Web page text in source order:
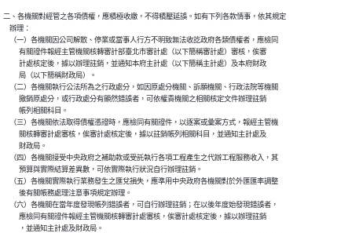
二、各機關對經管之各項債權，應積極收繳，不得積壓延誤。如有下列各款情事，依其規定
    辦理：
    （一）各機關因公司解散、停業或當事人行方不明致無法收訖政府各類債權者，應檢同
          有關證件報經主管機關核轉審計部臺北市審計處（以下簡稱審計處）審核，俟審
          計處核定後，據以辦理註銷，並通知本府主計處（以下簡稱主計處）及本府財政
          局（以下簡稱財政局）。
    （二）各機關執行公法所為之行政處分，如因原處分機關、訴願機關、行政法院等機關
          撤銷原處分，或行政處分有顯然錯誤者，可依權責機關之相關核定文件辦理註銷
          帳列相關科目。
    （三）各機關依法取得債權憑證時，應檢同有關證件，以逐案或彙案方式，報經主管機
          關核轉審計處審核，俟審計處核定後，據以註銷帳列相關科目，並通知主計處及
          財政局。
    （四）各機關接受中央政府之補助款或受託執行各項工程產生之代辦工程服務收入，其
          預算與實際結算差異數，可依實際執行狀況自行辦理註銷。
    （五）各機關實際執行業務發生之匯兌損失，應準用中央政府各機關對於外匯匯率調整
          後有關帳務處理注意事項規定辦理。
    （六）各機關在當年度發現帳列錯誤者，可自行辦理註銷；在以後年度始發現錯誤者，
          應檢同有關證件報經主管機關核轉審計處審核，俟審計處核定後，據以辦理註銷
          ，並通知主計處及財政局。